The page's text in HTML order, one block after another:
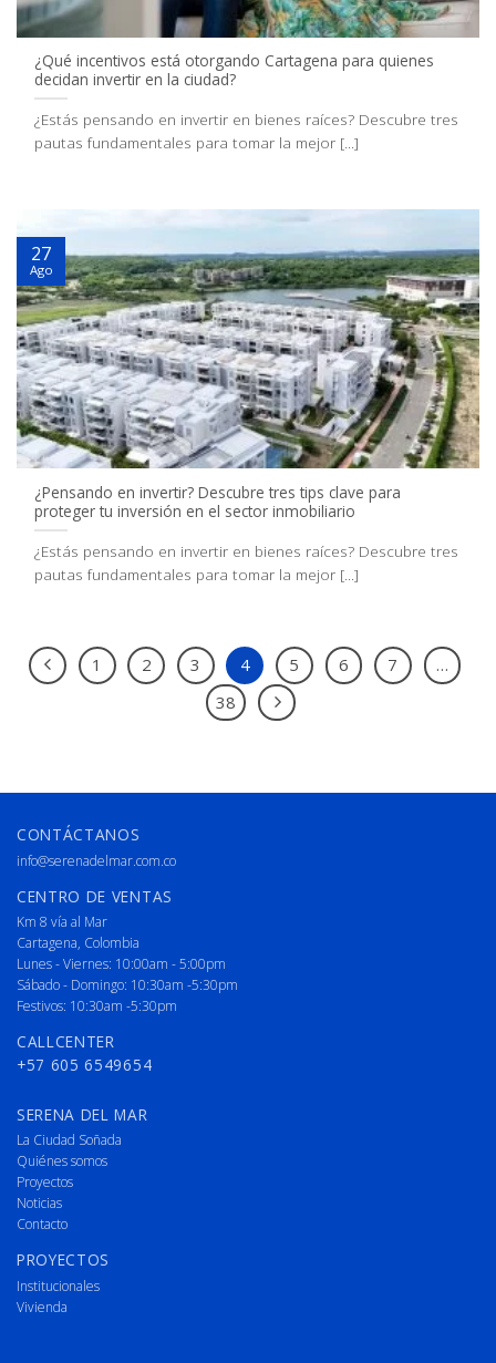
¿Qué incentivos está otorgando Cartagena para quienes
decidan invertir en la ciudad?
¿Estás pensando en invertir en bienes raíces? Descubre tres
pautas fundamentales para tomar la mejor [...]
¿Pensando en invertir? Descubre tres tips clave para
proteger tu inversión en el sector inmobiliario
¿Estás pensando en invertir en bienes raíces? Descubre tres
pautas fundamentales para tomar la mejor [...]
27
Ago
1 2 3 4 5 6 7
…
38
CONTÁCTANOS
info@serenadelmar.com.co
CENTRO DE VENTAS
Km 8 vía al Mar
Cartagena, Colombia
Lunes - Viernes: 10:00am - 5:00pm
Sábado - Domingo: 10:30am -5:30pm
Festivos: 10:30am -5:30pm
CALLCENTER
+57 605 6549654
SERENA DEL MAR
La Ciudad Soñada
Quiénes somos
Proyectos
Noticias
Contacto
PROYECTOS
Institucionales
Vivienda